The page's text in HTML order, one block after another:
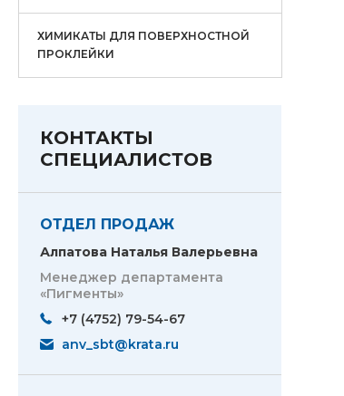
ХИМИКАТЫ ДЛЯ ПОВЕРХНОСТНОЙ
ПРОКЛЕЙКИ
КОНТАКТЫ
СПЕЦИАЛИСТОВ
ОТДЕЛ ПРОДАЖ
Алпатова Наталья Валерьевна
Менеджер департамента
«Пигменты»
+7 (4752) 79-54-67
anv_sbt@krata.ru